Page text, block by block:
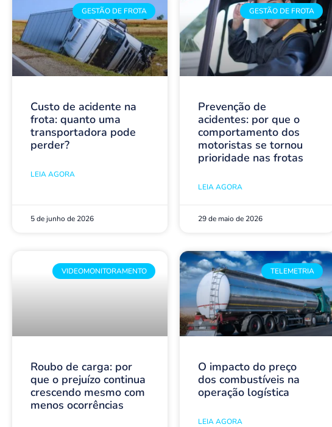
GESTÃO DE FROTA
Custo de acidente na
frota: quanto uma
transportadora pode
perder?
LEIA AGORA
5 de junho de 2026
GESTÃO DE FROTA
Prevenção de
acidentes: por que o
comportamento dos
motoristas se tornou
prioridade nas frotas
LEIA AGORA
29 de maio de 2026
VIDEOMONITORAMENTO
Roubo de carga: por
que o prejuízo continua
crescendo mesmo com
menos ocorrências
TELEMETRIA
O impacto do preço
dos combustíveis na
operação logística
LEIA AGORA